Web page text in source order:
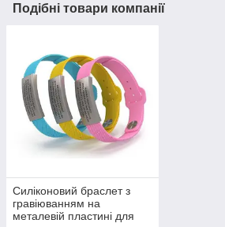
Подібні товари компанії
Силіконовий браслет з
гравіюванням на
металевій пластині для